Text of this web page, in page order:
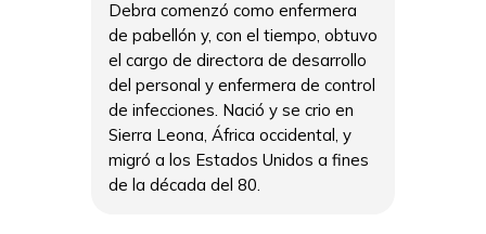
Debra comenzó como enfermera
de pabellón y, con el tiempo, obtuvo
el cargo de directora de desarrollo
del personal y enfermera de control
de infecciones. Nació y se crio en
Sierra Leona, África occidental, y
migró a los Estados Unidos a fines
de la década del 80.